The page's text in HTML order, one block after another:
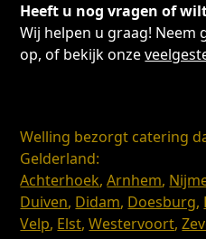
Heeft u nog vragen of
Wij helpen u graag! Neem
op, of bekijk onze
Welling bezorgt catering
Gelderland:
Achterhoek,Arnhem,
Duiven, Didam, Doesburg,
Velp, Elst,Westervoort,